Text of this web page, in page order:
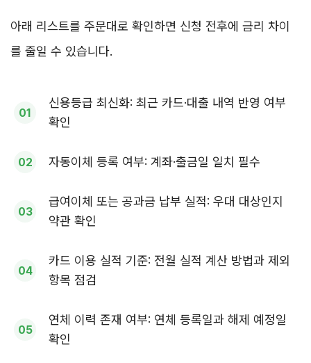
아래 리스트를 주문대로 확인하면 신청 전후에 금리 차이
를 줄일 수 있습니다.
신용등급 최신화: 최근 카드·대출 내역 반영 여부
확인
자동이체 등록 여부: 계좌·출금일 일치 필수
급여이체 또는 공과금 납부 실적: 우대 대상인지
약관 확인
카드 이용 실적 기준: 전월 실적 계산 방법과 제외
항목 점검
연체 이력 존재 여부: 연체 등록일과 해제 예정일
확인